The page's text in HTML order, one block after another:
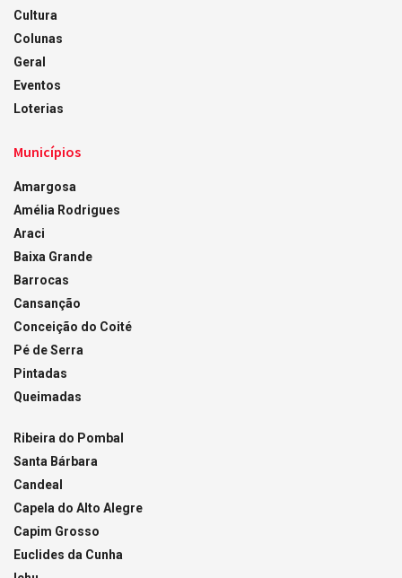
Cultura
Colunas
Geral
Eventos
Loterias
Municípios
Amargosa
Amélia Rodrigues
Araci
Baixa Grande
Barrocas
Cansanção
Conceição do Coité
Pé de Serra
Pintadas
Queimadas
Ribeira do Pombal
Santa Bárbara
Candeal
Capela do Alto Alegre
Capim Grosso
Euclides da Cunha